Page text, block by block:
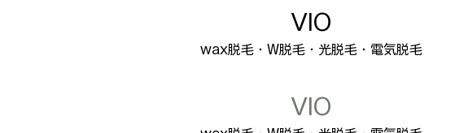
VIO
wax脱毛・W脱毛・光脱毛・電気脱毛
VIO